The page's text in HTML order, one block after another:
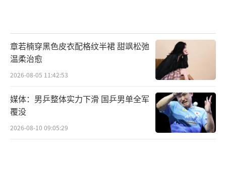
章若楠穿黑色皮衣配格纹半裙 甜飒松弛
温柔治愈
2026-08-05 11:42:53
媒体：男乒整体实力下滑 国乒男单全军
覆没
2026-08-10 09:05:29